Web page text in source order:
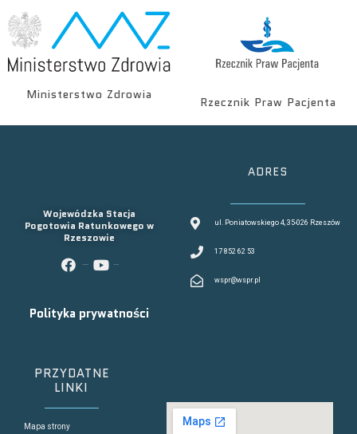
Ministerstwo Zdrowia
Rzecznik Praw Pacjenta
Wojewódzka Stacja
Pogotowia Ratunkowego w
Rzeszowie
Polityka prywatności
ADRES
ul. Poniatowskiego 4, 35-026 Rzeszów
17 852 62 53
wspr@wspr.pl
PRZYDATNE
LINKI
Mapa strony